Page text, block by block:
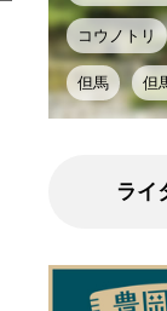
コウノトリ
但馬 但
ライ